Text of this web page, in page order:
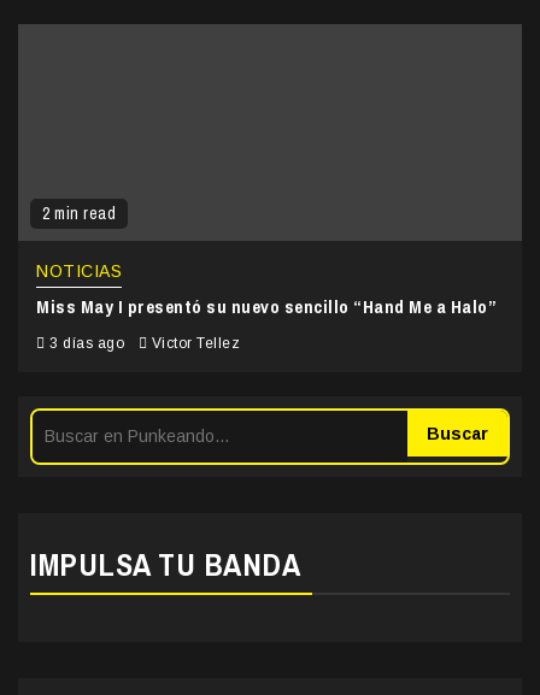
2 min read
NOTICIAS
Miss May I presentó su nuevo sencillo “Hand Me a Halo”
3 días ago Victor Tellez
Buscar
IMPULSA TU BANDA